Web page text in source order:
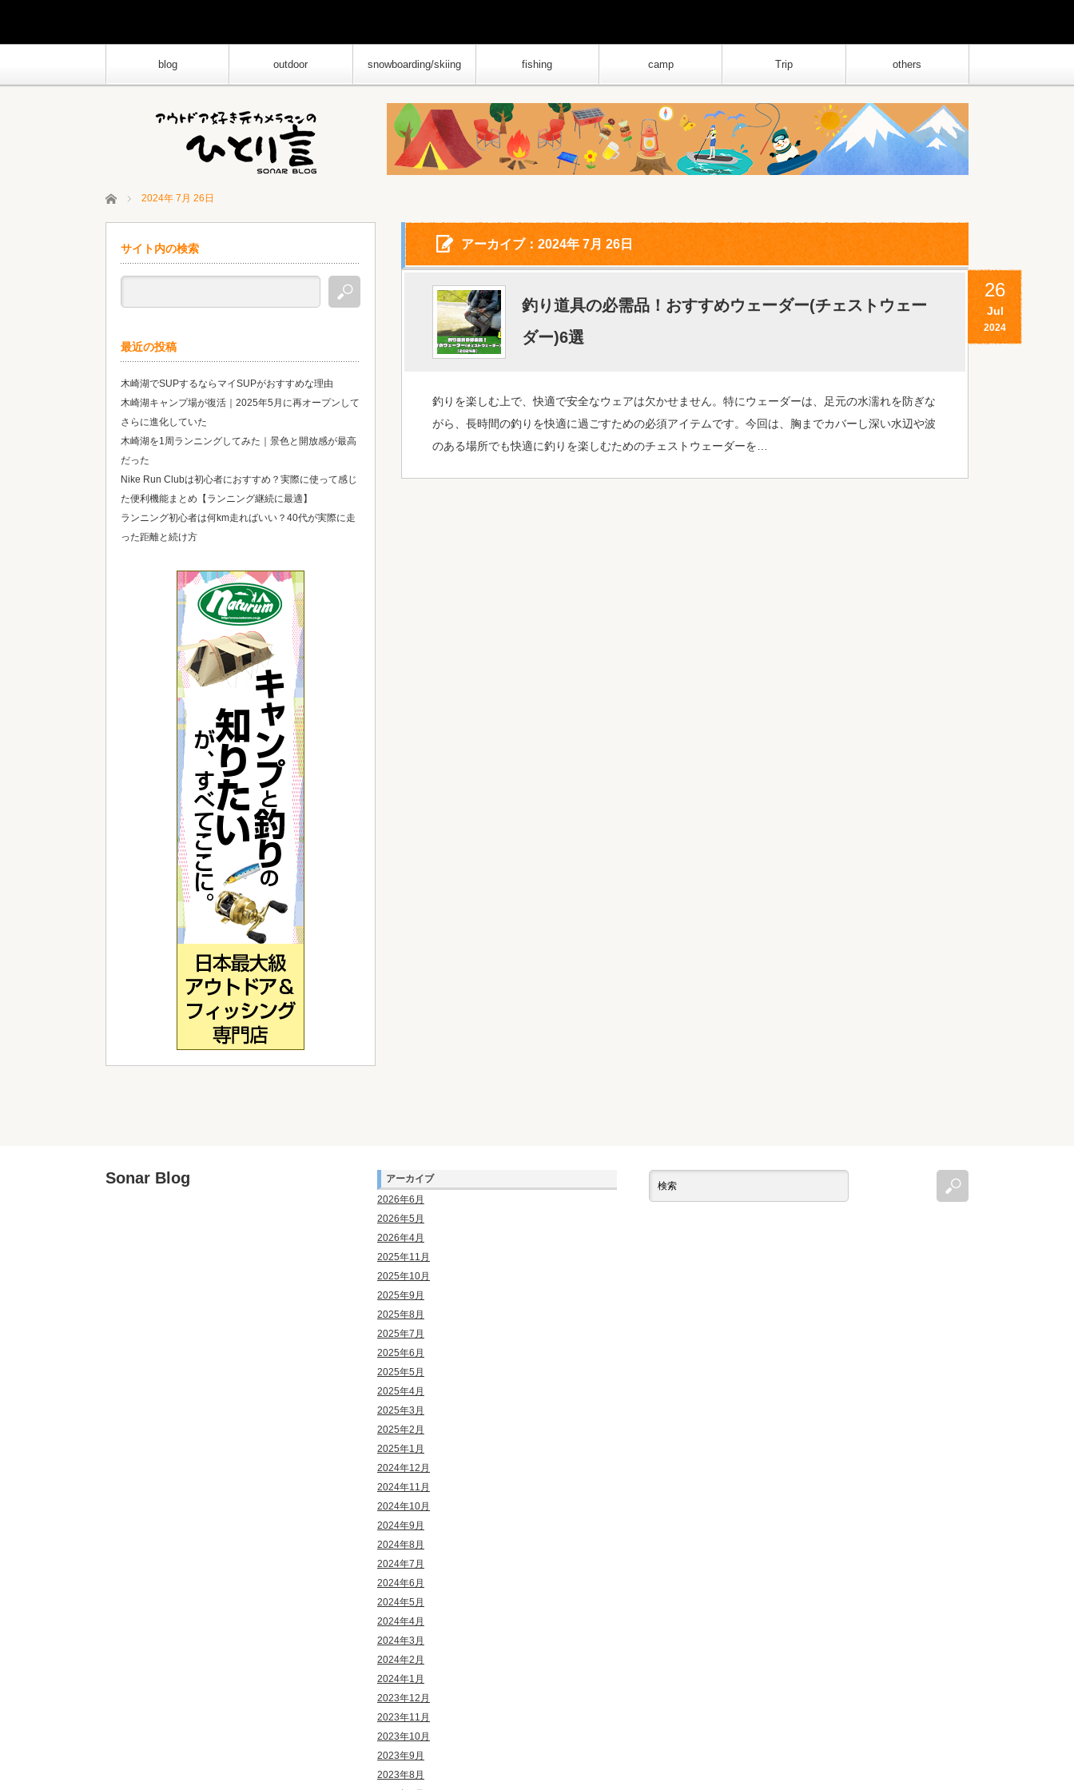
blog outdoor snowboarding/skiing fishing camp Trip others
ホーム 2024年 7月 26日
アーカイブ：2024年 7月 26日
26
Jul
2024
釣り道具の必需品！おすすめウェーダー(チェストウェー
ダー)6選
釣りを楽しむ上で、快適で安全なウェアは欠かせません。特にウェーダーは、足元の水濡れを防ぎな
がら、長時間の釣りを快適に過ごすための必須アイテムです。今回は、胸までカバーし深い水辺や波
のある場所でも快適に釣りを楽しむためのチェストウェーダーを…
サイト内の検索
最近の投稿
木崎湖でSUPするならマイSUPがおすすめな理由
木崎湖キャンプ場が復活｜2025年5月に再オープンして
さらに進化していた
木崎湖を1周ランニングしてみた｜景色と開放感が最高
だった
Nike Run Clubは初心者におすすめ？実際に使って感じ
た便利機能まとめ【ランニング継続に最適】
ランニング初心者は何km走ればいい？40代が実際に走
った距離と続け方
Sonar Blog
アーカイブ
2026年6月
2026年5月
2026年4月
2025年11月
2025年10月
2025年9月
2025年8月
2025年7月
2025年6月
2025年5月
2025年4月
2025年3月
2025年2月
2025年1月
2024年12月
2024年11月
2024年10月
2024年9月
2024年8月
2024年7月
2024年6月
2024年5月
2024年4月
2024年3月
2024年2月
2024年1月
2023年12月
2023年11月
2023年10月
2023年9月
2023年8月